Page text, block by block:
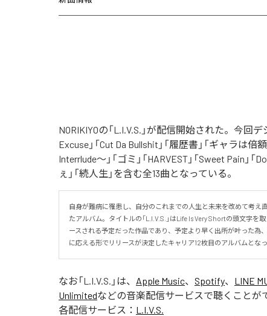
NORIKIYOの「L.I.V.S.」が配信開始された。今回
Excuse」「Cut Da Bullshit」「履歴書」「ギャラは倍
Interrlude～」「ゴミ」「HARVEST」「Sweet Pain」「
ぇ」「続人生」を含む全13曲となっている。
自身が難病に罹患し、自分のこれまでの人生と未来を改めて考え
たアルバム。タイトルの「L.I.V.S.」はLife Is Very Shortの頭文字
ースされる予定だった作品であり、予定より早く出所が叶った為
に応える形でリリースが決定したキャリア12枚目のアルバムとなっ
なお「L.I.V.S. 」は、 Apple Music、 Spotify、 LINE
Unlimitedなどの音楽配信サービスで聴くことが
各配信サービス： L.I.V.S.